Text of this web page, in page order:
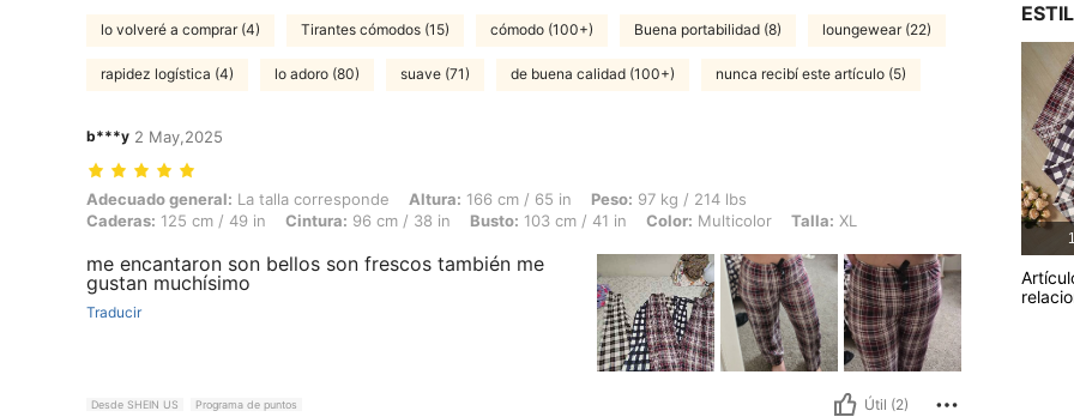
lo volveré a comprar (4) Tirantes cómodos (15) cómodo (100+) Buena portabilidad (8) loungewear (22)
rapidez logística (4) lo adoro (80) suave (71) de buena calidad (100+) nunca recibí este artículo (5)
b***y 2 May,2025
Adecuado general: La talla corresponde, Altura: 166 cm / 65 in, Peso: 97 kg / 214 lbs, Caderas: 125 cm / 49 in, Cintura: 96 cm / 38 in, Busto: 103 cm /
Adecuado general: La talla corresponde Altura: 166 cm / 65 in Peso: 97 kg / 214 lbs
Caderas: 125 cm / 49 in Cintura: 96 cm / 38 in Busto: 103 cm / 41 in Color: Multicolor Talla: XL
me encantaron son bellos son frescos también me
gustan muchísimo
Traducir
Desde SHEIN US Programa de puntos Útil (2)